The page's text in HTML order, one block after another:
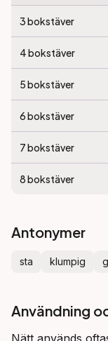
3bokstäver
4bokstäver
5bokstäver
6bokstäver
7bokstäver
8bokstäver
Antonymer
sta klumpig
Användning
Nätt används